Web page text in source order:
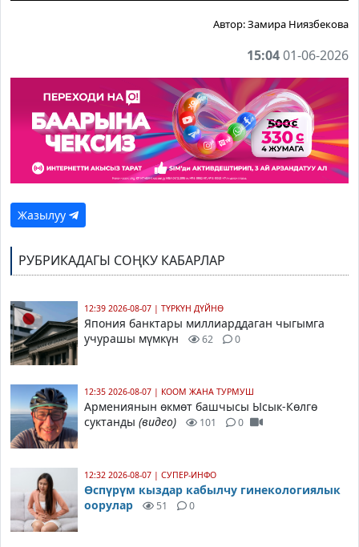
Автор:Замира Ниязбекова
15:0401-06-2026
Жазылуу
РУБРИКАДАГЫ СОҢКУ КАБАРЛАР
12:39 2026-08-07 | ТҮРКҮН ДҮЙНӨ
Япония банктары миллиарддаган чыгымга
учурашы мүмкүн
62 0
12:35 2026-08-07 | КООМ ЖАНА ТУРМУШ
Армениянын өкмөт башчысы Ысык-Көлгө
суктанды(видео) 101 0
12:32 2026-08-07 | СУПЕР-ИНФО
Өспүрүм кыздар кабылчу гинекологиялык
оорулар
51 0